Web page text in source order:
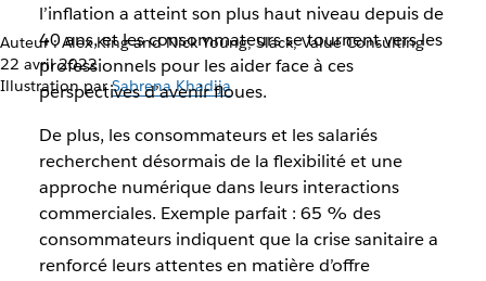
Auteur : Alex King and Nick Young, Slack, Value Consulting
22 avril 2022
Illustration parSabrena Khadija
l’inflation a atteint son plus haut niveau depuis de
40 ans, et les consommateurs se tournent vers les
professionnels pour les aider face à ces
perspectives d’avenir floues.
De plus, les consommateurs et les salariés
recherchent désormais de la flexibilité et une
approche numérique dans leurs interactions
commerciales. Exemple parfait : 65 % des
consommateurs indiquent que la crise sanitaire a
renforcé leurs attentes en matière d’offre